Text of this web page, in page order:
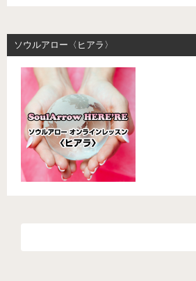
ソウルアロー〈ヒアラ〉